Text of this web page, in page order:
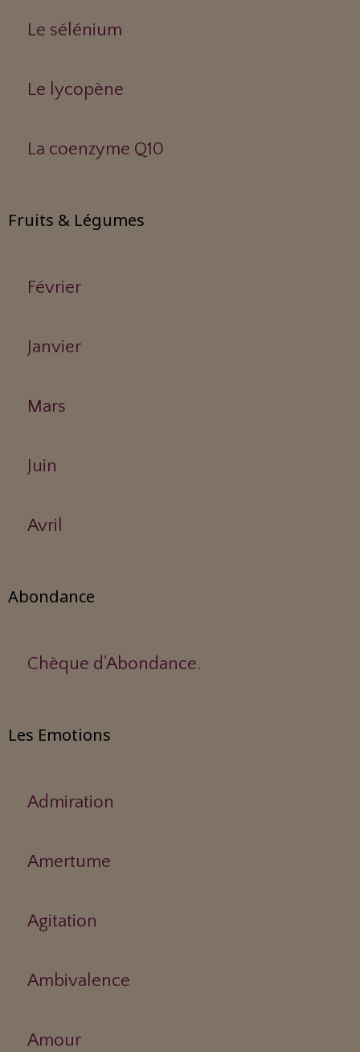
Le sélénium
Le lycopène
La coenzyme Q10
Fruits & Légumes
Février
Janvier
Mars
Juin
Avril
Abondance
Chèque d'Abondance.
Les Emotions
Admiration
Amertume
Agitation
Ambivalence
Amour